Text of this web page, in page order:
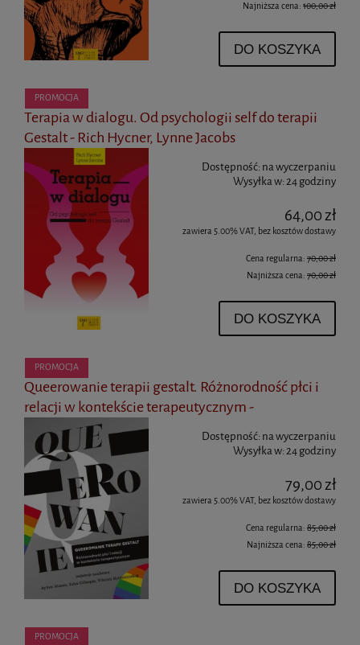
Najniższa cena: 100,00 zł
DO KOSZYKA
Terapia w dialogu. Od psychologii self do terapii
Gestalt - Rich Hycner, Lynne Jacobs
Dostępność: na wyczerpaniu
Wysyłka w:24 godziny
64,00 zł
zawiera 5.00% VAT, bez kosztów dostawy
Cena regularna: 70,00 zł
Najniższa cena: 70,00 zł
DO KOSZYKA
PROMOCJA
Queerowanie terapii gestalt. Różnorodność płci i
relacji w kontekście terapeutycznym -
Dostępność: na wyczerpaniu
Wysyłka w:24 godziny
79,00 zł
zawiera 5.00% VAT, bez kosztów dostawy
Cena regularna: 85,00 zł
Najniższa cena: 85,00 zł
DO KOSZYKA
PROMOCJA
PROMOCJA